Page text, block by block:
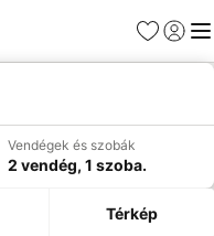
Kedvencek
Vendégek és szobák
2 vendég, 1 szoba.
Térkép